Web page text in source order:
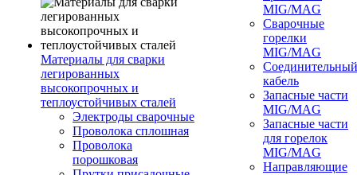
Материалы для сварки
легированных
высокопрочных и
теплоустойчивых сталей
Электроды сварочные
Проволока сплошная
Проволока
порошковая
MIG/MAG
Сварочные
горелки
MIG/MAG
Соединительный
кабель
Запасные части
MIG/MAG
Запасные части
для горелок
MIG/MAG
Направляющие